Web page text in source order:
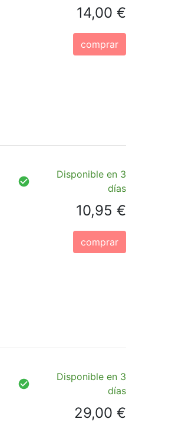
14,00 €
comprar
Disponible en 3
días
10,95 €
comprar
Disponible en 3
días
29,00 €